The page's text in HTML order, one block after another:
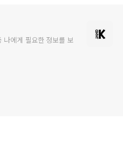
에게 필요한 정보를 보